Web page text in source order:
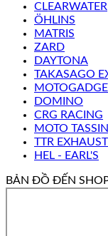
CLEARWATER
ÖHLINS
MATRIS
ZARD
DAYTONA
TAKASAGO
DOMINO
CRG RACING
MOTO
TTR
HEL - EARL'S
BẢN ĐỒ ĐẾN